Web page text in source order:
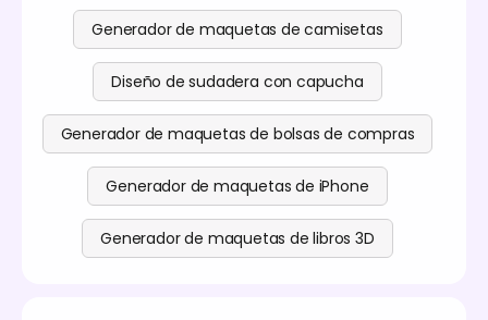
Generador de maquetas de camisetas
Diseño de sudadera con capucha
Generador de maquetas de bolsas de compras
Generador de maquetas de iPhone
Generador de maquetas de libros 3D